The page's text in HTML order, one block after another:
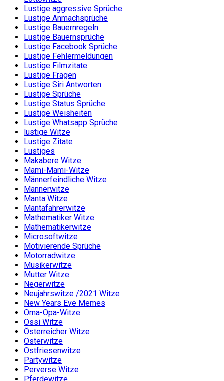
Lustige aggressive Sprüche
Lustige Anmachsprüche
Lustige Bauernregeln
Lustige Bauernsprüche
Lustige Facebook Sprüche
Lustige Fehlermeldungen
Lustige Filmzitate
Lustige Fragen
Lustige Siri Antworten
Lustige Sprüche
Lustige Status Sprüche
Lustige Weisheiten
Lustige Whatsapp Sprüche
lustige Witze
Lustige Zitate
Lustiges
Makabere Witze
Mami-Mami-Witze
Männerfeindliche Witze
Männerwitze
Manta Witze
Mantafahrerwitze
Mathematiker Witze
Mathematikerwitze
Microsoftwitze
Motivierende Sprüche
Motorradwitze
Musikerwitze
Mutter Witze
Negerwitze
Neujahrswitze /2021 Witze
New Years Eve Memes
Oma-Opa-Witze
Ossi Witze
Österreicher Witze
Osterwitze
Ostfriesenwitze
Partywitze
Perverse Witze